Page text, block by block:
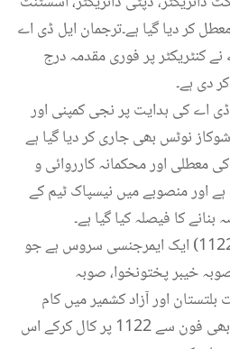
کر دیا گیا ہے۔ترجمان ایل ڈی اے
کنٹریکٹر پر فوری مقدمہ درج
دی ہے۔
اے کی ہدایت پر نجی کمپنی اور
نوٹس بھی جاری کر دیا گیا ہے
معطلی اور محکمانہ کارروائی و
اور منصوبے میں نیسپاک ٹیم کے
کا فیصلہ کیا گیا ہے۔
ریسکیو 1122 ( ایمرجنسی 1122) ایک ایمرجنسی سروس ہے جو
خیبر پختونخوا، صوبہ
اور آزاد کشمیر میں کام
کرتی ہے۔ پاکستان میں کسی بھی فون سے 1122 پر کال کرکے اس